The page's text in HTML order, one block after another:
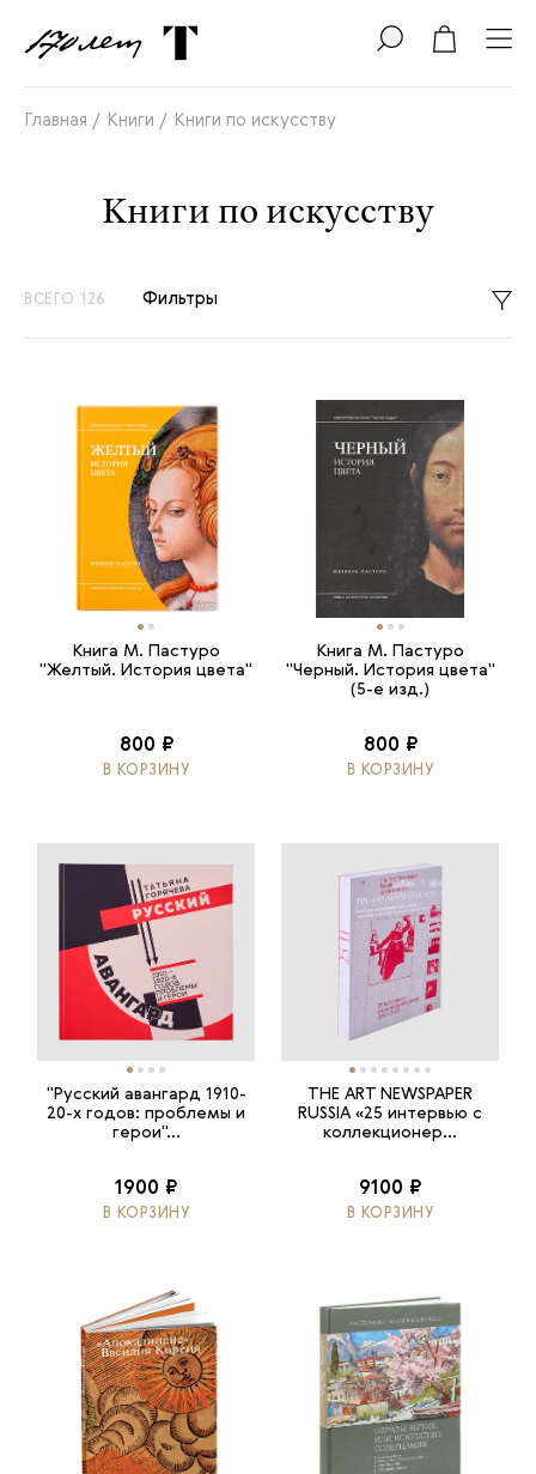
Главная / Книги / Книги по искусству
Книги по искусству
ВСЕГО 126 Фильтры
Книга М. Пастуро
"Желтый. История цвета"
800 ₽
В КОРЗИНУ
Книга М. Пастуро
"Черный. История цвета"
(5-е изд.)
800 ₽
В КОРЗИНУ
"Русский авангард 1910-
20-х годов: проблемы и
герои"...
1900 ₽
В КОРЗИНУ
THE ART NEWSPAPER
RUSSIA «25 интервью с
коллекционер...
9100 ₽
В КОРЗИНУ